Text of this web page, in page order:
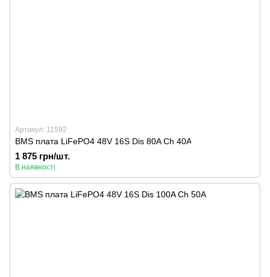
Артикул: 11592
BMS плата LiFePO4 48V 16S Dis 80A Ch 40A
1 875 грн/шт.
В наявності